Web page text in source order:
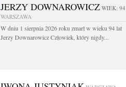
JERZY DOWNAROWICZ WIEK: 94
WARSZAWA
W dniu 1 sierpnia 2026 roku zmarł w wieku 94 lat
Jerzy Downarowicz Człowiek, który nigdy...